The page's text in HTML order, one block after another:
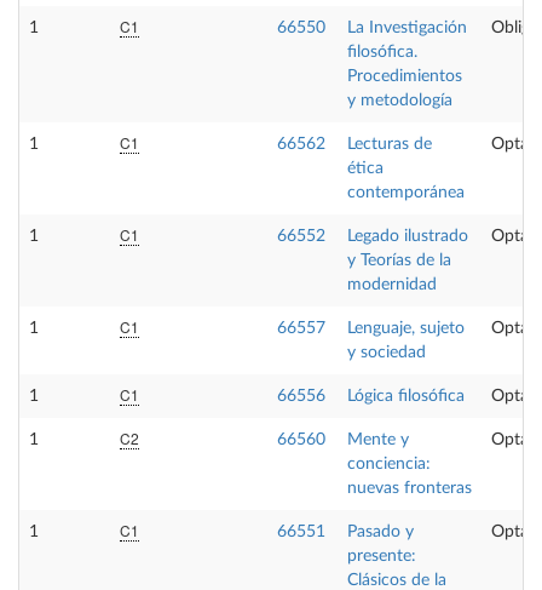
1 C1 66550
La Investigación
filosófica.
Procedimientos
y metodología
1 C1 66562
Lecturas de
ética
contemporánea
1 C1 66552
Legado ilustrado
y Teorías de la
modernidad
1 C1 66557
Lenguaje, sujeto
y sociedad
1 C1 66556 Lógica filosófica
1 C2 66560
Mente y
conciencia:
nuevas fronteras
1 C1 66551
Pasado y
presente:
Clásicos de la